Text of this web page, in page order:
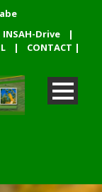
INSAH-Drive
|
| CONTACT |